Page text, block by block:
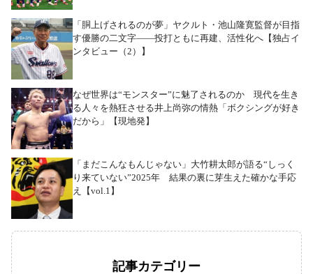
「胴上げされるのが夢」ヤクルト・池山隆寛監督が目指
す優勝の二文字――投打ともに再建、活性化へ【独占イ
ンタビュー（2）】
なぜ世界は“モンスター”に魅了されるのか 現代を生き
る人々を熱狂させる井上尚弥の情熱「ボクシングが好き
だから」【現地発】
「まだこんなもんじゃない」大竹耕太郎が語る“しっく
り来ていない”2025年 結果の裏に芽生えた確かな手応
え【vol.1】
記事カテゴリー